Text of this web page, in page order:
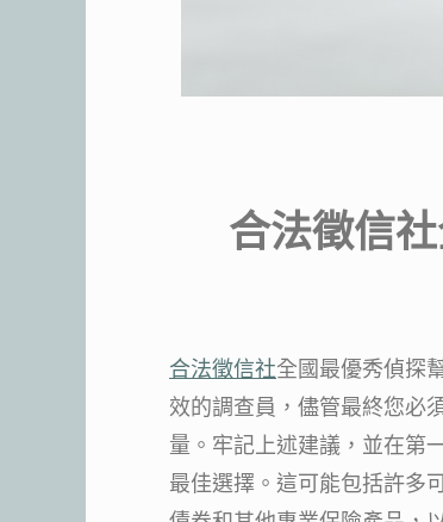
合法徵信
合法徵信社全國最優秀偵探
效的調查員，儘管最終您必
量。牢記上述建議，並在第
最佳選擇。這可能包括許多